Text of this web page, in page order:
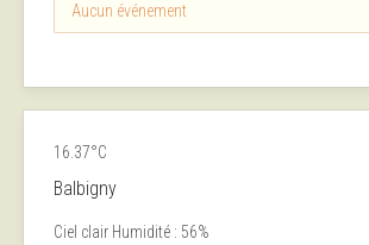
Aucun événement
16.37°C
Balbigny
Ciel clair Humidité : 56%